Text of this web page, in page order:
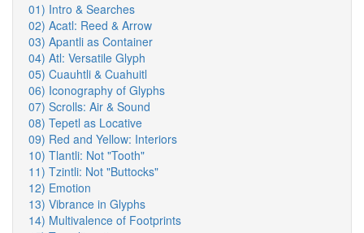
01) Intro & Searches
02) Acatl: Reed & Arrow
03) Apantli as Container
04) Atl: Versatile Glyph
05) Cuauhtli & Cuahuitl
06) Iconography of Glyphs
07) Scrolls: Air & Sound
08) Tepetl as Locative
09) Red and Yellow: Interiors
10) Tlantli: Not "Tooth"
11) Tzintli: Not "Buttocks"
12) Emotion
13) Vibrance in Glyphs
14) Multivalence of Footprints